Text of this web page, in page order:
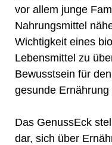
vor allem junge
Nahrungsmittel
Wichtigkeit eines
Lebensmittel zu
Bewusstsein für
gesunde Ernährung
Das GenussEck
dar, sich über